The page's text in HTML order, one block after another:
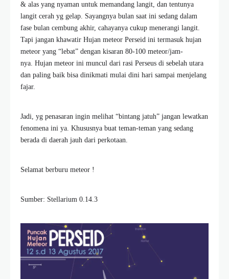
& alas yang nyaman untuk memandang langit, dan tentunya
langit cerah yg gelap. Sayangnya bulan saat ini sedang dalam
fase bulan cembung akhir, cahayanya cukup menerangi langit.
Tapi jangan khawatir Hujan meteor Perseid ini termasuk hujan
meteor yang “lebat” dengan kisaran 80-100 meteor/jam-
nya. Hujan meteor ini muncul dari rasi Perseus di sebelah utara
dan paling baik bisa dinikmati mulai dini hari sampai menjelang
fajar.
Jadi, yg penasaran ingin melihat “bintang jatuh” jangan lewatkan
fenomena ini ya. Khususnya buat teman-teman yang sedang
berada di daerah jauh dari perkotaan.
Selamat berburu meteor !
Sumber: Stellarium 0.14.3